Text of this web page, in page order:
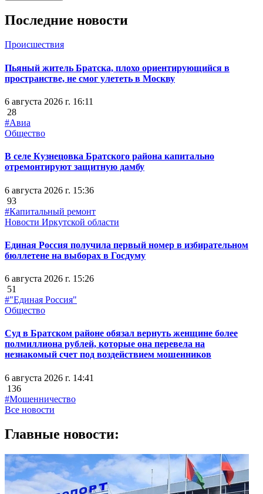
Последние новости
Происшествия
Пьяный житель Братска, плохо ориентирующийся в
пространстве, не смог улететь в Москву
6 августа 2026 г. 16:11
28
#Авиа
Общество
В селе Кузнецовка Братского района капитально
отремонтируют защитную дамбу
6 августа 2026 г. 15:36
93
#Капитальный ремонт
Новости Иркутской области
Единая Россия получила первый номер в избирательном
бюллетене на выборах в Госдуму
6 августа 2026 г. 15:26
51
#"Единая Россия"
Общество
Суд в Братском районе обязал вернуть женщине более
полмиллиона рублей, которые она перевела на
незнакомый счет под воздействием мошенников
6 августа 2026 г. 14:41
136
#Мошенничество
Все новости
Главные новости: